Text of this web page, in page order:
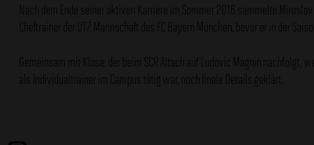
Nach dem Ende seiner aktiven Karriere im Sommer 2016 sammelte
Cheftrainer der U17 Mannschaft des FC Bayern München, bevor er in der
Gemeinsam mit Klose, der beim SCR Altach auf Ludovic Magnin nachfolgt,
als Individualtrainer im Campus tätig war, noch finale Details geklärt.